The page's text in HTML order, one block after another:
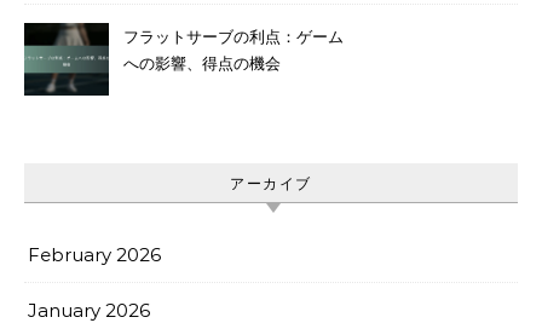
フラットサーブの利点：ゲーム
への影響、得点の機会
アーカイブ
February 2026
January 2026